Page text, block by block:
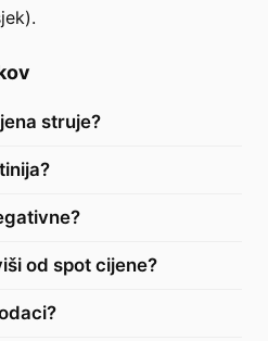
struje?
od spot cijene?